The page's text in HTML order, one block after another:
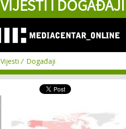
VIJESTI I DOGAĐAJI
Vijesti Događaji